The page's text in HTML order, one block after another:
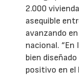
2.000
asequible
avanzando
nacional. “En
bien
positivo en el